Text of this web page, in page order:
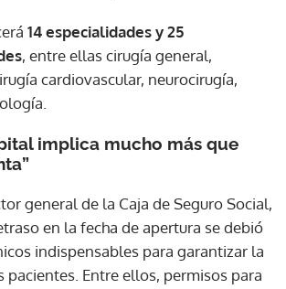
14 especialidades y 25
, entre ellas cirugía general,
cardiovascular, neurocirugía,
implica mucho más que
general de la Caja de Seguro Social,
en la fecha de apertura se debió
indispensables para garantizar la
pacientes. Entre ellos, permisos para